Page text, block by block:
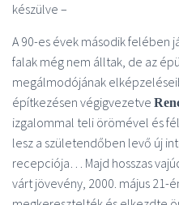
készülve –
A 90-es évek második felében
falak még nem álltak, de az
megálmodójának
építkezésen végigvezetve
izgalommal teli örömével és
lesz a születendőben levő új
recepciója… Majd hosszas
várt jövevény, 2000. május